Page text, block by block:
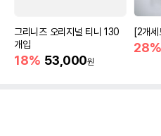
그리니즈 오리지널 티니 130
개입
18% 53,000원
[2개
28%